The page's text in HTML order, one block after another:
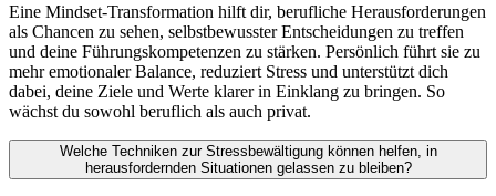
Eine Mindset-Transformation hilft dir, berufliche Herausforderungen
als Chancen zu sehen, selbstbewusster Entscheidungen zu treffen
und deine Führungskompetenzen zu stärken. Persönlich führt sie zu
mehr emotionaler Balance, reduziert Stress und unterstützt dich
dabei, deine Ziele und Werte klarer in Einklang zu bringen. So
wächst du sowohl beruflich als auch privat.
Welche Techniken zur Stressbewältigung können helfen, in
herausfordernden Situationen gelassen zu bleiben?